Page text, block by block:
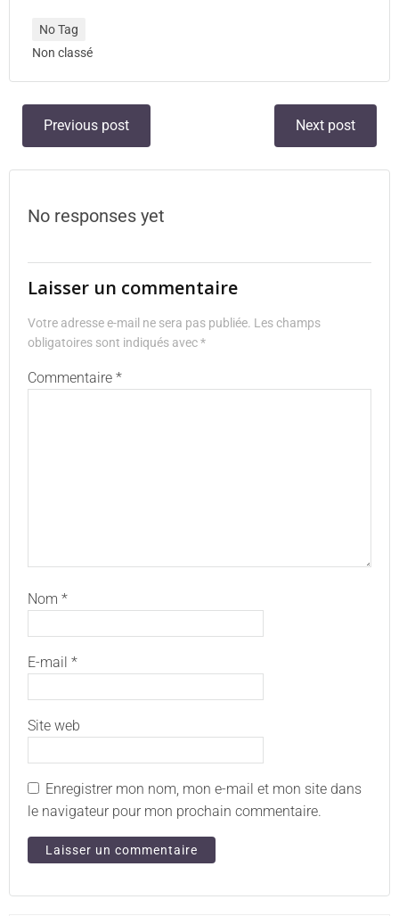
No Tag
Non classé
Previous post Next post
No responses yet
Laisser un commentaire
Votre adresse e-mail ne sera pas publiée. Les champs
obligatoires sont indiqués avec*
Commentaire *
Nom *
E-mail *
Site web
Enregistrer mon nom, mon e-mail et mon site dans
le navigateur pour mon prochain commentaire.